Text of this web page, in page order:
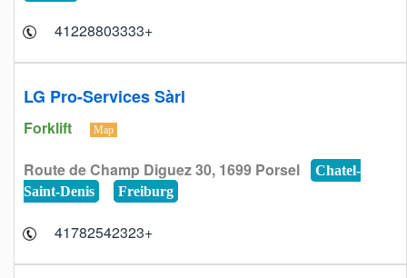
+41228803333
LG Pro-Services Sàrl
Forklift Map
Route de Champ Diguez 30, 1699 Porsel
Chatel-
Saint-Denis
Freiburg
+41782542323